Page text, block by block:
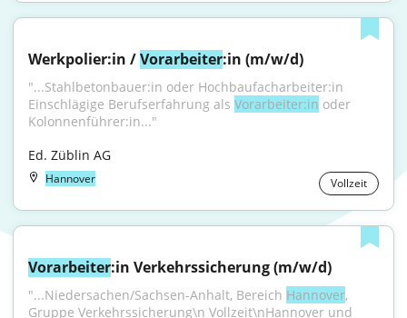
Werkpolier:in / Vorarbeiter:in (m/w/d)
"...Stahlbetonbauer:in oder Hochbaufacharbeiter:in
Einschlägige Berufserfahrung als Vorarbeiter:in oder
Kolonnenführer:in..."
Ed. Züblin AG
Hannover Vollzeit
Vorarbeiter:in Verkehrssicherung (m/w/d)
"...Niedersachen/Sachsen-Anhalt, Bereich Hannover,
Gruppe Verkehrssicherung\n Vollzeit\nHannover und